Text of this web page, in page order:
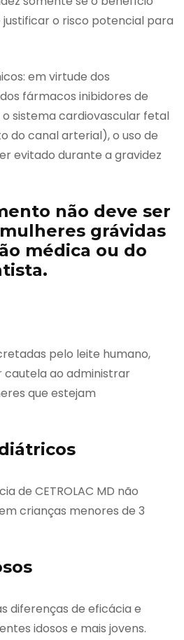
o risco potencial para
em virtude dos
fármacos inibidores de
sistema cardiovascular fetal
do canal arterial), o uso de
evitado durante a gravidez
não deve ser
grávidas
médica ou do
pelo leite humano,
ao administrar
que estejam
de CETROLAC MD não
crianças menores de 3
diferenças de eficácia e
idosos e mais jovens.